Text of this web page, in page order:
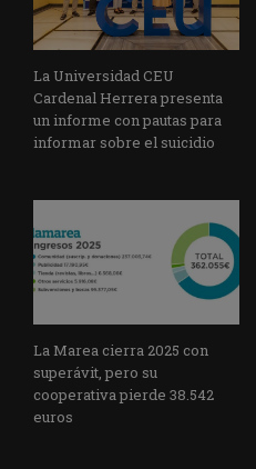
La Universidad CEU
Cardenal Herrera presenta
un informe con pautas para
informar sobre el suicidio
La Marea cierra 2025 con
superávit, pero su
cooperativa pierde 38.542
euros